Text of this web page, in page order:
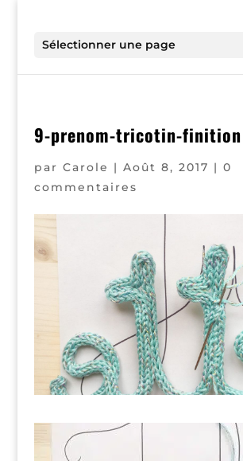
Sélectionner une page
9-prenom-tricotin-finition
par Carole | Août 8, 2017 | 0
commentaires